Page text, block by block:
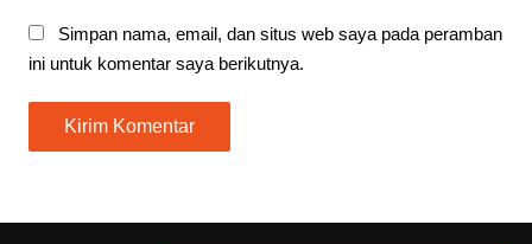
Simpan nama, email, dan situs web saya pada peramban
ini untuk komentar saya berikutnya.